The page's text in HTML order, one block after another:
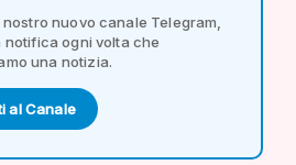
nuovo canale Telegram,
notifica ogni volta che
una notizia.
al Canale